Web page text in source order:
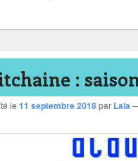
:
le 11 septembre 2018par Lala